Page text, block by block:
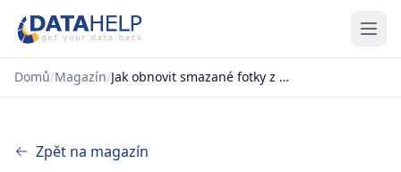
Domů/Magazín/ Jak obnovit smazané fotky z mobilu, PC i SD karty?
Zpět na magazín